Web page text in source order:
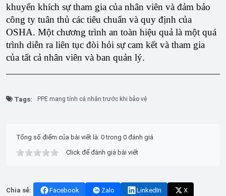
khuyến khích sự tham gia của nhân viên và đảm bảo
công ty tuân thủ các tiêu chuẩn và quy định của
OSHA. Một chương trình an toàn hiệu quả là một quá
trình diễn ra liên tục đòi hỏi sự cam kết và tham gia
của tất cả nhân viên và ban quản lý.
Tags: PPE mang tính cá nhân trước khi bảo vệ
Tổng số điểm của bài viết là: 0 trong 0 đánh giá
Click để đánh giá bài viết
Chia sẻ: Facebook Zalo LinkedIn X